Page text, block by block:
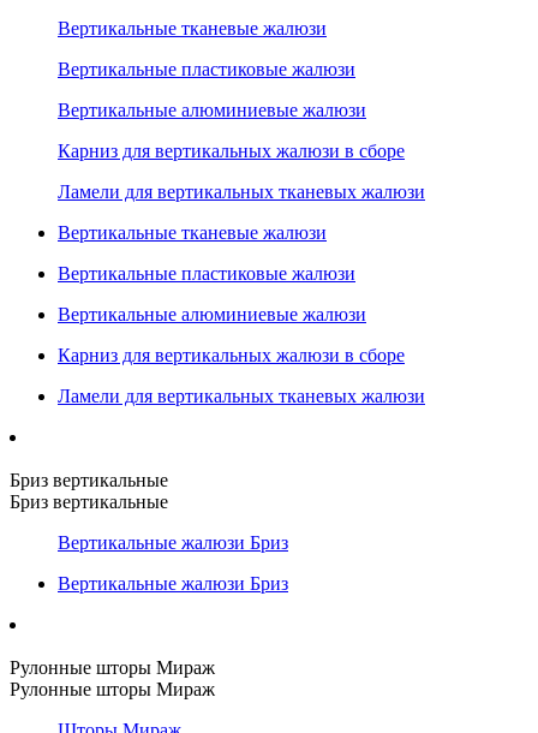
Вертикальные тканевые жалюзи
Вертикальные пластиковые жалюзи
Вертикальные алюминиевые жалюзи
Карниз для вертикальных жалюзи в сборе
Ламели для вертикальных тканевых жалюзи
Вертикальные тканевые жалюзи
Вертикальные пластиковые жалюзи
Вертикальные алюминиевые жалюзи
Карниз для вертикальных жалюзи в сборе
Ламели для вертикальных тканевых жалюзи
Бриз вертикальные
Бриз вертикальные
Вертикальные жалюзи Бриз
Вертикальные жалюзи Бриз
Рулонные шторы Мираж
Рулонные шторы Мираж